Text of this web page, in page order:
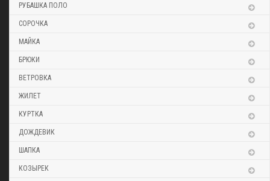
РУБАШКА ПОЛО
СОРОЧКА
МАЙКА
БРЮКИ
ВЕТРОВКА
ЖИЛЕТ
КУРТКА
ДОЖДЕВИК
ШАПКА
КОЗЫРЕК